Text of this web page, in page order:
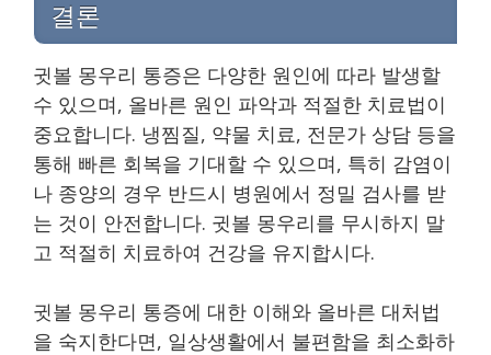
결론
귓볼 몽우리 통증은 다양한 원인에 따라 발생할
수 있으며, 올바른 원인 파악과 적절한 치료법이
중요합니다. 냉찜질, 약물 치료, 전문가 상담 등을
통해 빠른 회복을 기대할 수 있으며, 특히 감염이
나 종양의 경우 반드시 병원에서 정밀 검사를 받
는 것이 안전합니다. 귓볼 몽우리를 무시하지 말
고 적절히 치료하여 건강을 유지합시다.
귓볼 몽우리 통증에 대한 이해와 올바른 대처법
을 숙지한다면, 일상생활에서 불편함을 최소화하